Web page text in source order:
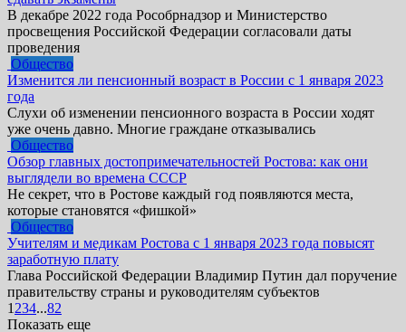
В декабре 2022 года Рособрнадзор и Министерство
просвещения Российской Федерации согласовали даты
проведения
Общество
Изменится ли пенсионный возраст в России с 1 января 2023
года
Слухи об изменении пенсионного возраста в России ходят
уже очень давно. Многие граждане отказывались
Общество
Обзор главных достопримечательностей Ростова: как они
выглядели во времена СССР
Не секрет, что в Ростове каждый год появляются места,
которые становятся «фишкой»
Общество
Учителям и медикам Ростова с 1 января 2023 года повысят
заработную плату
Глава Российской Федерации Владимир Путин дал поручение
правительству страны и руководителям субъектов
1 234...82
Показать еще